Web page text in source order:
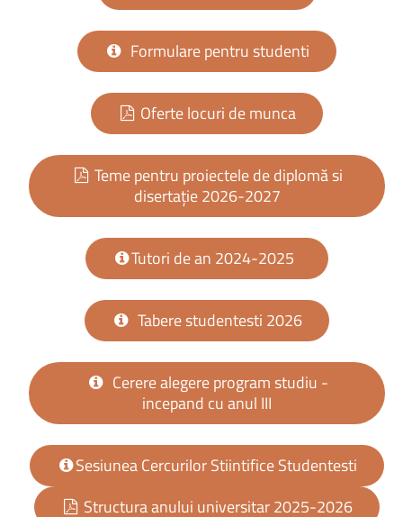
Formulare pentru studenti
Oferte locuri de munca
Teme pentru proiectele de diplomă si
disertație 2026-2027
Tutori de an 2024-2025
Tabere studentesti 2026
Cerere alegere program studiu -
incepand cu anul III
Sesiunea Cercurilor Stiintifice Studentesti
Structura anului universitar 2025-2026